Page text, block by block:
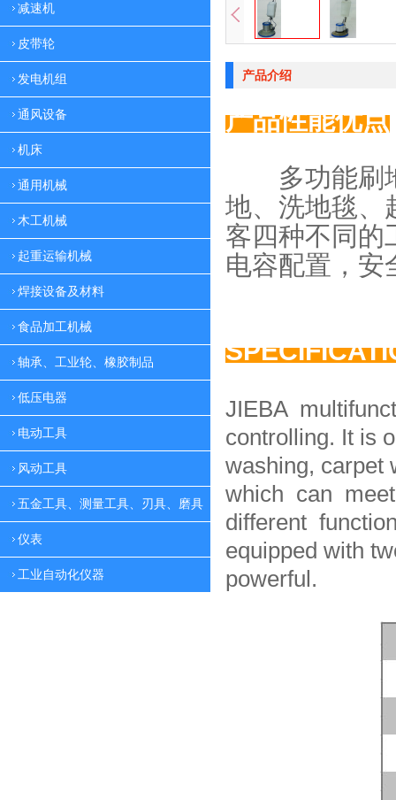
减速机
皮带轮
发电机组
通风设备
机床
通用机械
木工机械
起重运输机械
焊接设备及材料
食品加工机械
轴承、工业轮、橡胶制品
低压电器
电动工具
风动工具
五金工具、测量工具、刃具、磨具
仪表
工业自动化仪器
产品介绍
产品性能优点
多功能刷地
地、 洗地毯、
客四种不同的
电容配置， 安
JIEBA
controlling. It is
washing, carpet
which can
different
equipped with
powerful.